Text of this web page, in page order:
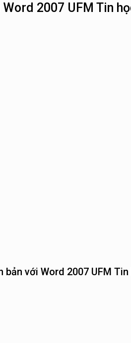
2007 UFM Tin
với Word 2007 UFM